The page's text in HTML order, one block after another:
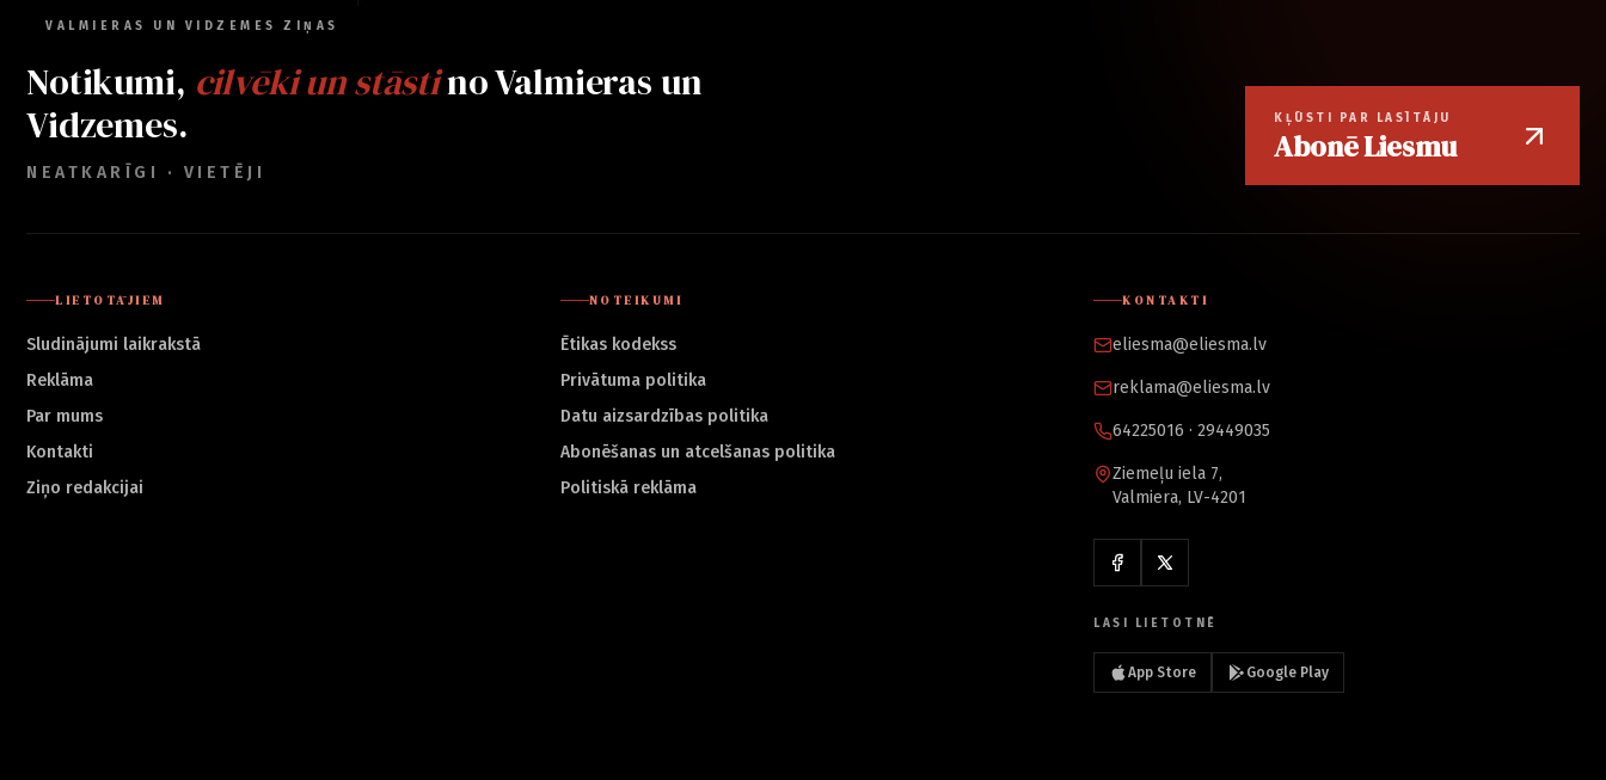
VALMIERAS UN VIDZEMES ZIŅAS
Notikumi, cilvēki un stāstino Valmieras un
Vidzemes.
NEATKARĪGI · VIETĒJI
KĻŪSTI PAR LASĪTĀJU
Abonē Liesmu
LIETOTĀJIEM
Sludinājumi laikrakstā
Reklāma
Par mums
Kontakti
Ziņo redakcijai
NOTEIKUMI
Ētikas kodekss
Privātuma politika
Datu aizsardzības politika
Abonēšanas un atcelšanas politika
Politiskā reklāma
KONTAKTI
eliesma@eliesma.lv
reklama@eliesma.lv
64225016 · 29449035
Ziemeļu iela 7,
Valmiera, LV-4201
LASI LIETOTNĒ
App Store Google Play